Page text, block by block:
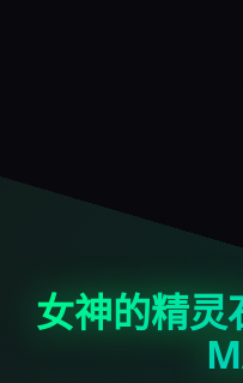
女神的精灵